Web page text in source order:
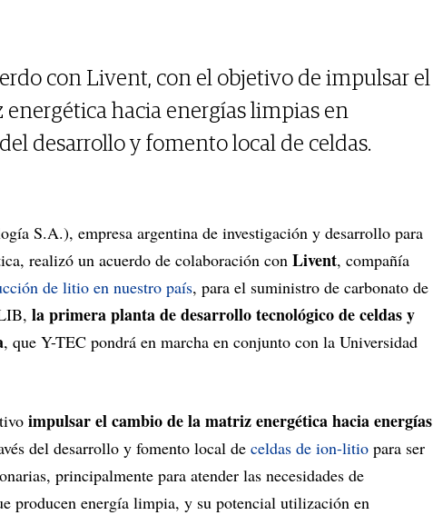
con Livent, con el objetivo de impulsar el
hacia energías limpias en
desarrollo y fomento local de celdas.
S.A.), empresa argentina de investigación y desarrollo para
realizó un acuerdo de colaboración con Livent, compañía
de litio en nuestro país, para el suministro de carbonato de
la primera planta de desarrollo tecnológico de celdas y
, que Y-TEC pondrá en marcha en conjunto con la Universidad
impulsar el cambio de la matriz energética hacia energías
del desarrollo y fomento local de celdas de ion-litio para ser
principalmente para atender las necesidades de
producen energía limpia, y su potencial utilización en